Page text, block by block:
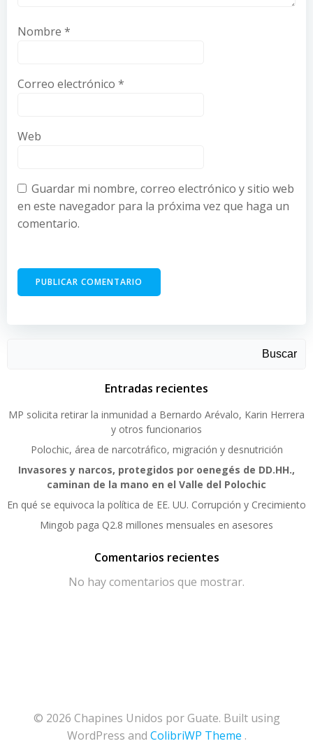
Nombre *
Correo electrónico *
Web
Guardar mi nombre, correo electrónico y sitio web
en este navegador para la próxima vez que haga un
comentario.
Buscar
Entradas recientes
MP solicita retirar la inmunidad a Bernardo Arévalo, Karin Herrera
y otros funcionarios
Polochic, área de narcotráfico, migración y desnutrición
Invasores y narcos, protegidos por oenegés de DD.HH.,
caminan de la mano en el Valle del Polochic
En qué se equivoca la política de EE. UU. Corrupción y Crecimiento
Mingob paga Q2.8 millones mensuales en asesores
Comentarios recientes
No hay comentarios que mostrar.
© 2026 Chapines Unidos por Guate. Built using
WordPress and ColibriWP Theme .